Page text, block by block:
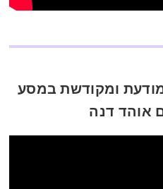
מיניות מודעת ומקודשת במסע
אוהד דנה